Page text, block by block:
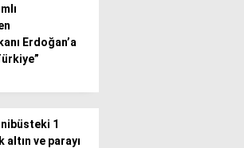
Erdoğan’a
1
altın ve parayı